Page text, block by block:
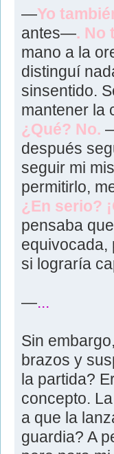
—Yo
antes—. No
mano a la
distinguí
sinsentido.
mantener la
¿Qué? No.
después
seguir mi
permitirlo,
¿En serio?
pensaba
equivocada,
si lograría
—...
Sin
brazos y
la partida?
concepto.
a que la
guardia? A